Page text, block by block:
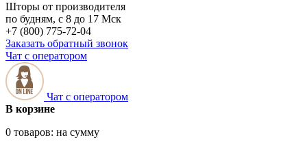
Шторы от производителя
по будням, с 8 до 17 Мск
+7 (800) 775-72-04
Заказать обратный звонок
Чат с оператором
Чат с оператором
В корзине
0 товаров: на сумму